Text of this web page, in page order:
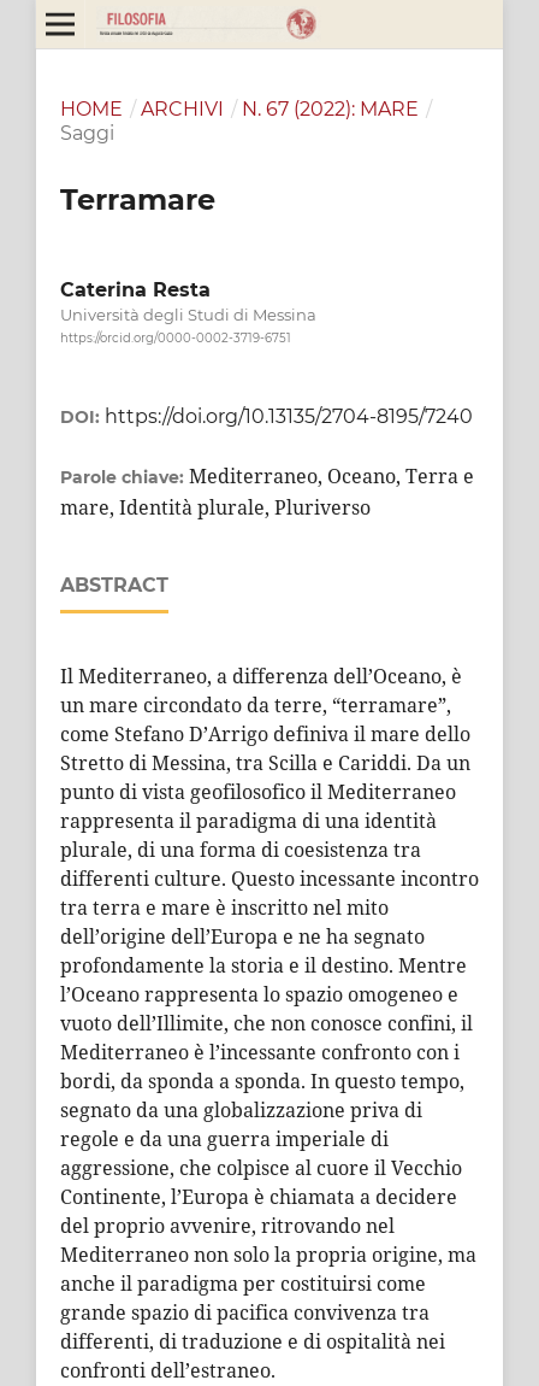
HOME / ARCHIVI / N. 67 (2022): MARE /
Saggi
Terramare
Caterina Resta
Università degli Studi di Messina
https://orcid.org/0000-0002-3719-6751
DOI: https://doi.org/10.13135/2704-8195/7240
Parole chiave: Mediterraneo, Oceano, Terra e
mare, Identità plurale, Pluriverso
ABSTRACT
Il Mediterraneo, a differenza dell’Oceano, è
un mare circondato da terre, “terramare”,
come Stefano D’Arrigo definiva il mare dello
Stretto di Messina, tra Scilla e Cariddi. Da un
punto di vista geofilosofico il Mediterraneo
rappresenta il paradigma di una identità
plurale, di una forma di coesistenza tra
differenti culture. Questo incessante incontro
tra terra e mare è inscritto nel mito
dell’origine dell’Europa e ne ha segnato
profondamente la storia e il destino. Mentre
l’Oceano rappresenta lo spazio omogeneo e
vuoto dell’Illimite, che non conosce confini, il
Mediterraneo è l’incessante confronto con i
bordi, da sponda a sponda. In questo tempo,
segnato da una globalizzazione priva di
regole e da una guerra imperiale di
aggressione, che colpisce al cuore il Vecchio
Continente, l’Europa è chiamata a decidere
del proprio avvenire, ritrovando nel
Mediterraneo non solo la propria origine, ma
anche il paradigma per costituirsi come
grande spazio di pacifica convivenza tra
differenti, di traduzione e di ospitalità nei
confronti dell’estraneo.